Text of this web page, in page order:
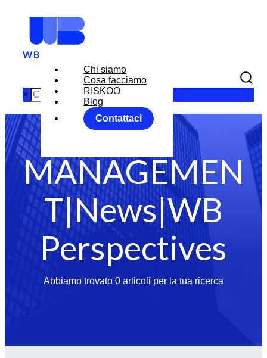
Chi siamo
Cosa facciamo
RISKOO
Blog
Contattaci
×
Category: FX
RISK
MANAGEMEN
T|News|WB
Perspectives
Abbiamo trovato 0 articoli per la tua ricerca